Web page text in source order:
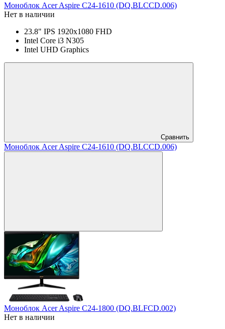
Моноблок Acer Aspire C24-1610 (DQ.BLCCD.006)
Нет в наличии
23.8" IPS 1920x1080 FHD
Intel Core i3 N305
Intel UHD Graphics
Сравнить
Моноблок Acer Aspire C24-1610 (DQ.BLCCD.006)
Моноблок Acer Aspire C24-1800 (DQ.BLFCD.002)
Нет в наличии